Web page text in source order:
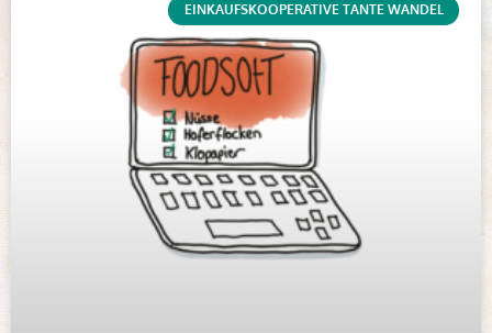
EINKAUFSKOOPERATIVE TANTE WANDEL